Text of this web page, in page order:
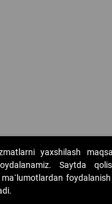
"Elektron onlayn-
yaxshilash
Saytda